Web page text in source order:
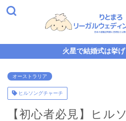
火星で結婚式は挙
オーストラリア
ヒルソングチャーチ
【初心者必見】ヒル